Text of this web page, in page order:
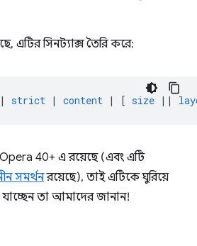
এটির সিনট্যাক্স তৈরি করে:
| strict | content | [ size ||
40+ এ রয়েছে (এবং এটি
সমর্থনরয়েছে), তাই এটিকে ঘুরিয়ে
তা আমাদের জানান!